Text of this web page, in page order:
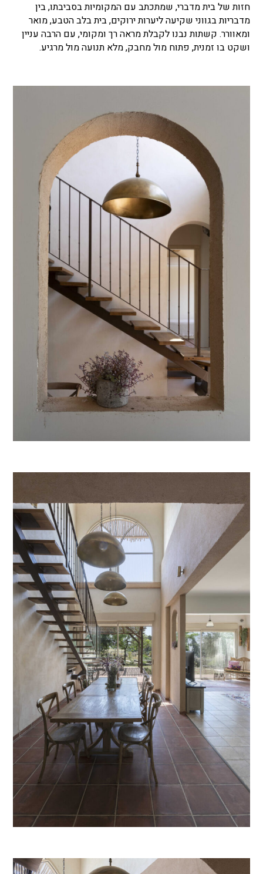
חזות של בית מדברי, שמתכתב עם המקומיות בסביבתו, בין
מדבריות בגווני שקיעה ליערות ירוקים, בית בלב הטבע, מואר
ומאוורר. קשתות נבנו לקבלת מראה רך ומקומי, עם הרבה עניין
ושקט בו זמנית, פתוח מול מחבק, מלא תנועה מול מרגיע.